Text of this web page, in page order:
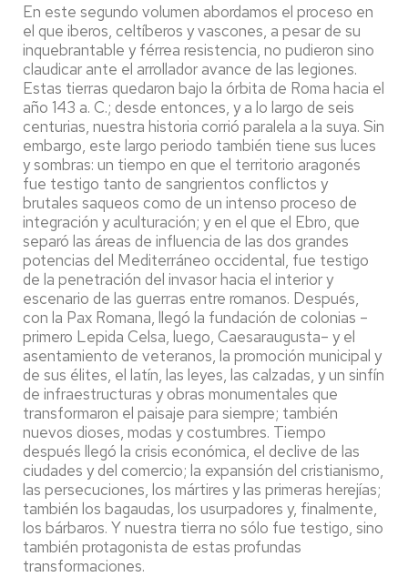
En este segundo volumen abordamos el proceso en
el que iberos, celtíberos y vascones, a pesar de su
inquebrantable y férrea resistencia, no pudieron sino
claudicar ante el arrollador avance de las legiones.
Estas tierras quedaron bajo la órbita de Roma hacia el
año 143 a. C.; desde entonces, y a lo largo de seis
centurias, nuestra historia corrió paralela a la suya. Sin
embargo, este largo periodo también tiene sus luces
y sombras: un tiempo en que el territorio aragonés
fue testigo tanto de sangrientos conflictos y
brutales saqueos como de un intenso proceso de
integración y aculturación; y en el que el Ebro, que
separó las áreas de influencia de las dos grandes
potencias del Mediterráneo occidental, fue testigo
de la penetración del invasor hacia el interior y
escenario de las guerras entre romanos. Después,
con la Pax Romana, llegó la fundación de colonias –
primero Lepida Celsa, luego, Caesaraugusta– y el
asentamiento de veteranos, la promoción municipal y
de sus élites, el latín, las leyes, las calzadas, y un sinfín
de infraestructuras y obras monumentales que
transformaron el paisaje para siempre; también
nuevos dioses, modas y costumbres. Tiempo
después llegó la crisis económica, el declive de las
ciudades y del comercio; la expansión del cristianismo,
las persecuciones, los mártires y las primeras herejías;
también los bagaudas, los usurpadores y, finalmente,
los bárbaros. Y nuestra tierra no sólo fue testigo, sino
también protagonista de estas profundas
transformaciones.